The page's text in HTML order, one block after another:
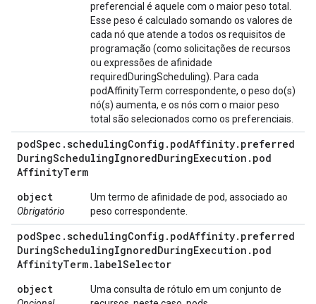
preferencial é aquele com o maior peso total.
Esse peso é calculado somando os valores de
cada nó que atende a todos os requisitos de
programação (como solicitações de recursos
ou expressões de afinidade
requiredDuringScheduling). Para cada
podAffinityTerm correspondente, o peso do(s)
nó(s) aumenta, e os nós com o maior peso
total são selecionados como os preferenciais.
podSpec .schedulingConfig . podAffinity. preferred
DuringSchedulingIgnoredDuringExecution . pod
AffinityTerm
object
Obrigatório
Um termo de afinidade de pod, associado ao
peso correspondente.
podSpec .schedulingConfig . podAffinity. preferred
DuringSchedulingIgnoredDuringExecution . pod
AffinityTerm. labelSelector
object
Uma consulta de rótulo em um conjunto de